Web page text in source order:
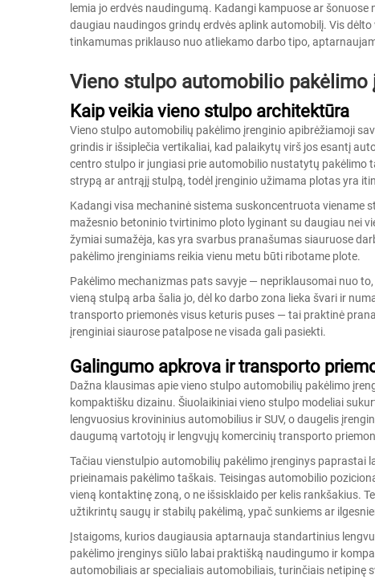
lemia jo erdvės naudingumą. Kadangi kampuose ar
daugiau naudingos grindų erdvės aplink automobilį. Vis
tinkamumas priklauso nuo atliekamo darbo tipo,
Vieno stulpo automobilio
Kaip veikia vieno stulpo architektūra
Vieno stulpo automobilių pakėlimo įrenginio apibrėžiamoji
grindis ir išsiplečia vertikaliai, kad palaikytų virš jos esantį
centro stulpo ir jungiasi prie automobilio nustatytų pakėlimo
strypą ar antrąjį stulpą, todėl įrenginio užimama plotas yra
Kadangi visa mechaninė sistema suskoncentruota viename
mažesnio betoninio tvirtinimo ploto lyginant su daugiau nei
žymiai sumažėja, kas yra svarbus pranašumas siauruose
pakėlimo įrenginiams reikia vienu metu būti ribotame plote.
Pakėlimo mechanizmas pats savyje — nepriklausomai nuo
vieną stulpą arba šalia jo, dėl ko darbo zona lieka švari ir
transporto priemonės visus keturis puses — tai praktinė
įrenginiai siaurose patalpose ne visada gali pasiekti.
Galingumo apkrova ir transporto
Dažna klausimas apie vieno stulpo automobilių pakėlimo
kompaktišku dizainu. Šiuolaikiniai vieno stulpo modeliai
lengvuosius krovininius automobilius ir SUV, o daugelis
daugumą vartotojų ir lengvųjų komercinių transporto
Tačiau vienstulpio automobilių pakėlimo įrenginys paprastai
prieinamais pakėlimo taškais. Teisingas automobilio
vieną kontaktinę zoną, o ne išsisklaido per kelis rankšakius.
užtikrintų saugų ir stabilų pakėlimą, ypač sunkiems ar
Įstaigoms, kurios daugiausia aptarnauja standartinius
pakėlimo įrenginys siūlo labai praktišką naudingumo ir
automobiliais ar specialiais automobiliais, turinčiais netipinę